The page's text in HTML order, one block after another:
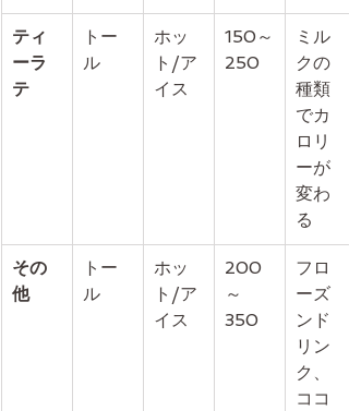
ティ
ーラ
テ
トー
ル
ホッ
ト/ア
イス
150～
250
ミル
クの
種類
でカ
ロリ
ーが
変わ
る
その
他
トー
ル
ホッ
ト/ア
イス
200
～
350
フロ
ーズ
ンド
リン
ク、
ココ